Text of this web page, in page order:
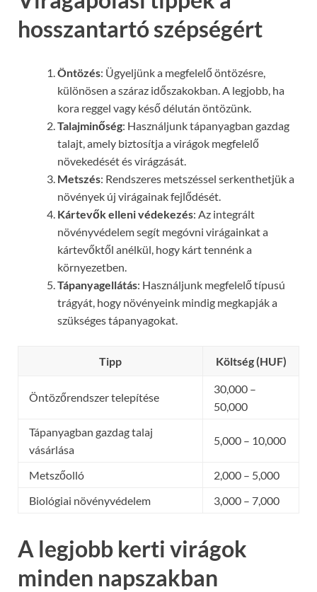
hosszantartó szépségért
Öntözés: Ügyeljünk a megfelelő öntözésre,
különösen a száraz időszakokban. A legjobb, ha
kora reggel vagy késő délután öntözünk.
Talajminőség: Használjunk tápanyagban gazdag
talajt, amely biztosítja a virágok megfelelő
növekedését és virágzását.
Metszés: Rendszeres metszéssel serkenthetjük a
növények új virágainak fejlődését.
Kártevők elleni védekezés: Az integrált
növényvédelem segít megóvni virágainkat a
kártevőktől anélkül, hogy kárt tennénk a
környezetben.
Tápanyagellátás: Használjunk megfelelő típusú
trágyát, hogy növényeink mindig megkapják a
szükséges tápanyagokat.
Tipp Költség (HUF)
Öntözőrendszer telepítése
30,000 –
50,000
Tápanyagban gazdag talaj
vásárlása
5,000 – 10,000
Metszőolló
2,000 – 5,000
Biológiai növényvédelem
3,000 – 7,000
A legjobb kerti virágok
minden napszakban